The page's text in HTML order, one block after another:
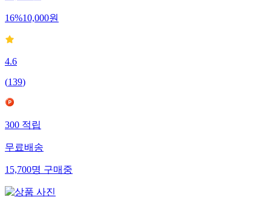
16%10,000원
4.6
(139)
300 적립
무료배송
15,700명 구매중